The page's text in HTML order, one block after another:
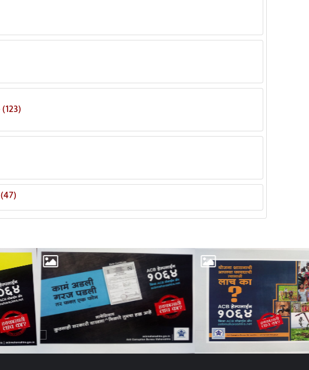
(123)
(47)